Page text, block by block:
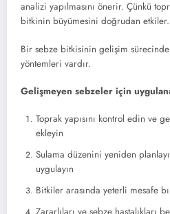
analizi yapılmasını önerir. Çünkü
bitkinin büyümesini doğrudan etkiler.
Bir sebze bitkisinin gelişim
yöntemleri vardır.
Gelişmeyen sebzeler için
Toprak yapısını kontrol edin ve
ekleyin
Sulama düzenini yeniden
uygulayın
Bitkiler arasında yeterli mesafe